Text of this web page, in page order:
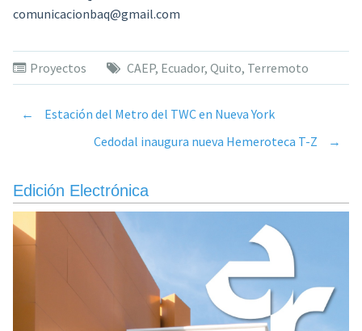
comunicacionbaq@gmail.com
Proyectos CAEP, Ecuador, Quito, Terremoto
Post
navigation
←
Estación del Metro del TWC en Nueva York
Cedodal inaugura nueva Hemeroteca T-Z
→
Edición Electrónica